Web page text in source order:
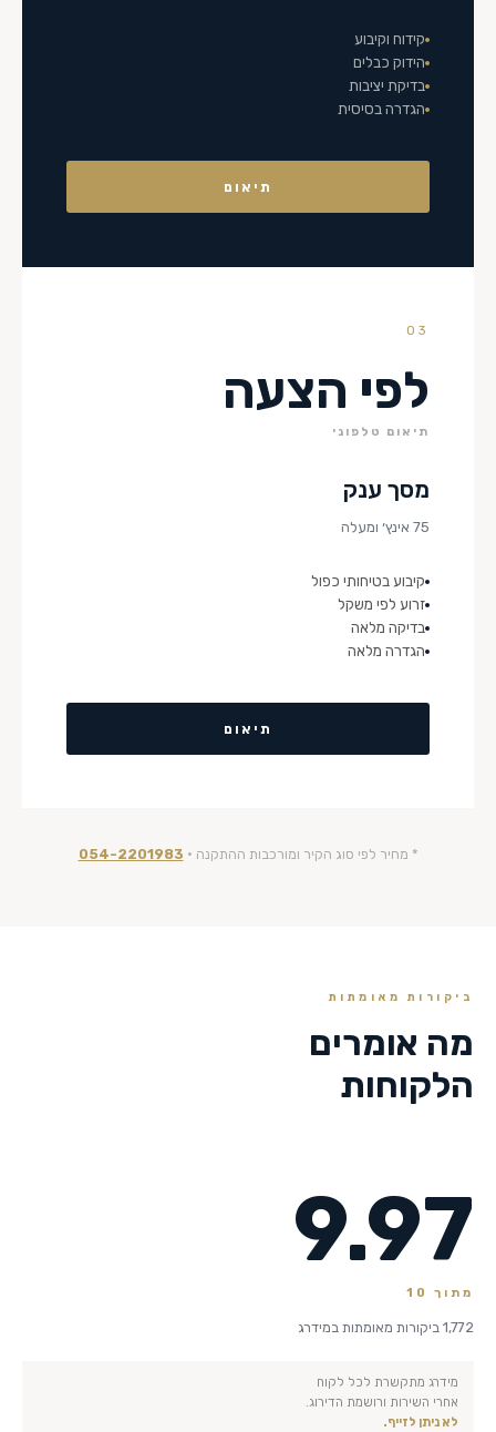
קידוח וקיבוע
הידוק כבלים
בדיקת יציבות
הגדרה בסיסית
תיאום
03
לפי הצעה
תיאום טלפוני
מסך ענק
75 אינץ׳ ומעלה
קיבוע בטיחותי כפול
זרוע לפי משקל
בדיקה מלאה
הגדרה מלאה
תיאום
* מחיר לפי סוג הקיר ומורכבות ההתקנה · 054-2201983
ביקורות מאומתות
מה אומרים
הלקוחות
9.97
מתוך 10
1,772 ביקורות מאומתות במידרג
מידרג מתקשרת לכל לקוח
אחרי השירות ורושמת הדירוג.
לא ניתן לזייף.